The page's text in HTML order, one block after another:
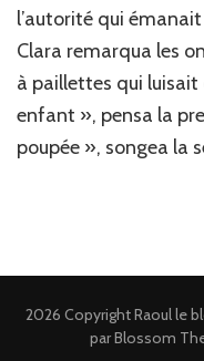
l’autorité qui
Clara remarqua les
à paillettes qui luisait
enfant », pensa la
poupée », songea la
2026 CopyrightRaoul le
parBlossom